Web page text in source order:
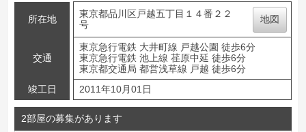
所在地
東京都品川区戸越五丁目１４番２２
号
地図
交通
東京急行電鉄 大井町線 戸越公園 徒歩6分
東京急行電鉄 池上線 荏原中延 徒歩6分
東京都交通局 都営浅草線 戸越 徒歩6分
竣工日
2011年10月01日
2部屋の募集があります